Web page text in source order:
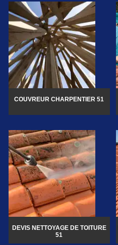
COUVREUR CHARPENTIER 51
DEVIS NETTOYAGE DE TOITURE
51